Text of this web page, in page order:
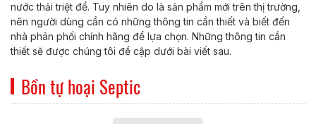
nước thải triệt để. Tuy nhiên do là sản phẩm mới trên thị trường,
nên người dùng cần có những thông tin cần thiết và biết đến
nhà phân phối chính hãng để lựa chọn. Những thông tin cần
thiết sẽ được chúng tôi đề cập dưới bài viết sau.
Bồn tự hoại Septic